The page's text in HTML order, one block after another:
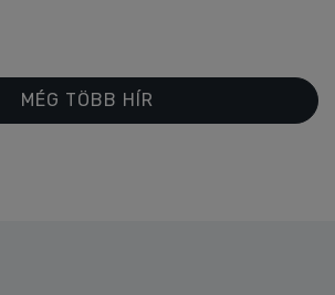
MÉG TÖBB HÍR